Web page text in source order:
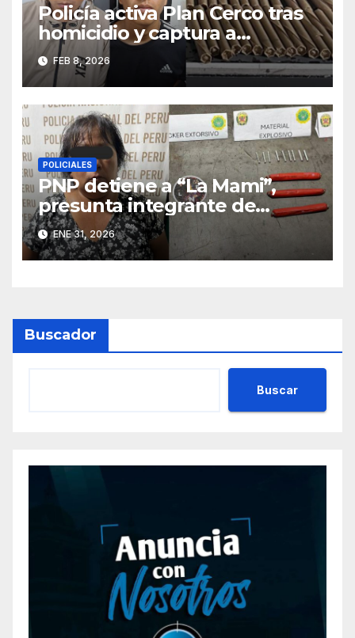
Policía activa Plan Cerco tras
homicidio y captura a
sospechosos con dinamita en
Chao
FEB 8, 2026
POLICIALES
PNP detiene a “La Mami”,
presunta integrante de
banda criminal en La Libertad
ENE 31, 2026
Buscador
Buscar